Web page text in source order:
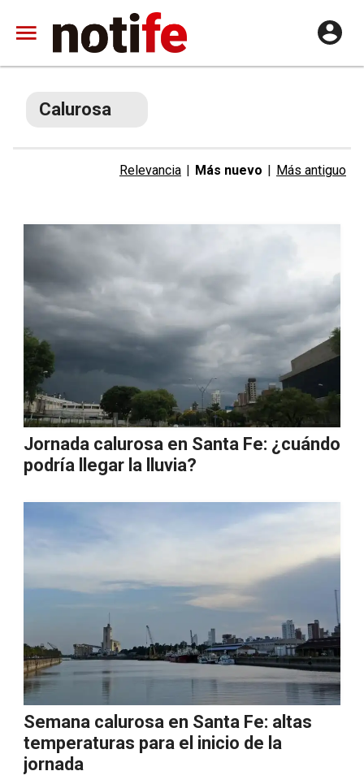
Calurosa
Relevancia | Más nuevo | Más antiguo
Jornada calurosa en Santa Fe: ¿cuándo
podría llegar la lluvia?
Semana calurosa en Santa Fe: altas
temperaturas para el inicio de la
jornada